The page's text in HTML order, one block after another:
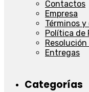
Contactos
Empresa
Términos
Política de
Entregas
Categorías